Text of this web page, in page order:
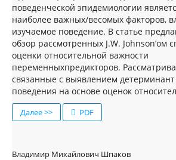
поведенческой эпидемиологии
наиболее важных/весомых факторов,
изучаемое поведение. В статье
обзор рассмотренных J.W. Johnson’ом
оценки относительной важности
переменныхпредикторов.
связанные с выявлением детерминант
поведения на основе оценок
Далее >> PDF
Владимир Михайлович Шпаков